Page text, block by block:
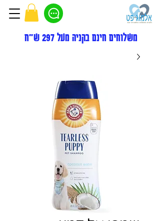
משלוחים חינם בקניה מעל 297 ש"ח